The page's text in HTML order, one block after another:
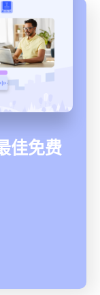
佳免费